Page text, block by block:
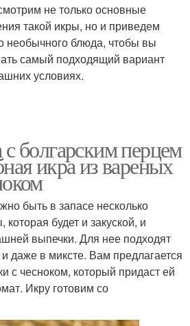
не только основные
такой икры, но и приведем
необычного блюда, чтобы вы
самый подходящий вариант
условиях.
болгарским перцем
икра из вареных
быть в запасе несколько
будет и закуской, и
выпечки. Для нее подходят
даже в миксте. Вам предлагается
с чесноком, который придаст ей
Икру готовим со